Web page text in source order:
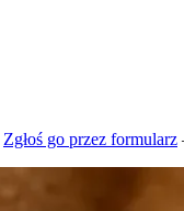
Zgłoś go przez formularz